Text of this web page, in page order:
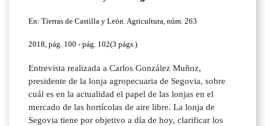
En: Tierras de Castilla y León. Agricultura, núm. 263
2018, pág. 100 - pág. 102(3 págs.)
Entrevista realizada a Carlos González Muñoz,
presidente de la lonja agropecuaria de Segovia, sobre
cuál es en la actualidad el papel de las lonjas en el
mercado de las hortícolas de aire libre. La lonja de
Segovia tiene por objetivo a día de hoy, clarificar los